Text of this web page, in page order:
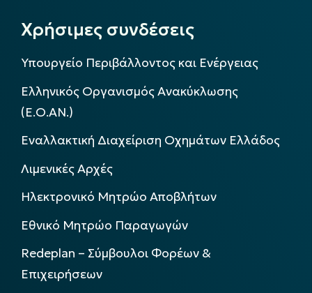
Χρήσιμες συνδέσεις
Υπουργείο Περιβάλλοντος και Ενέργειας
Ελληνικός Οργανισμός Ανακύκλωσης
(Ε.Ο.ΑΝ.)
Εναλλακτική Διαχείριση Οχημάτων Ελλάδος
Λιμενικές Αρχές
Ηλεκτρονικό Μητρώο Αποβλήτων
Εθνικό Μητρώο Παραγωγών
Redeplan – Σύμβουλοι Φορέων &
Επιχειρήσεων